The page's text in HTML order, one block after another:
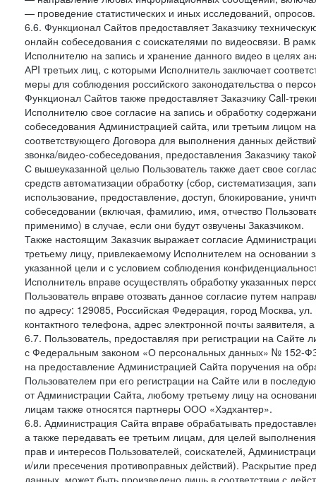
— проведение статистических и иных исследований, опросов.
6.6. Функционал Сайтов предоставляет Заказчику
онлайн собеседования с соискателями по видеосвязи. В
Исполнителю на запись и хранение данного видео в целях
АPI третьих лиц, с которыми Исполнитель заключает
меры для соблюдения российского законодательства о
Функционал Сайтов также предоставляет Заказчику Call-
Исполнителю свое согласие на запись и обработку
собеседования Администрацией сайта, или третьим лицом
соответствующего Договора для выполнения данных
звонка/видео-собеседования, предоставления Заказчику
С вышеуказанной целью Пользователь также дает свое
средств автоматизации обработку (сбор, систематизация,
использование, предоставление, доступ, блокирование,
собеседовании (включая, фамилию, имя, отчество
применимо) в случае, если они будут озвучены Заказчиком.
Также настоящим Заказчик выражает согласие
третьему лицу, привлекаемому Исполнителем на основании
указанной цели и с условием соблюдения
Исполнитель вправе осуществлять обработку указанных
Пользователь вправе отозвать данное согласие путем
по адресу: 129085, Российская Федерация, город Москва,
контактного телефона, адрес электронной почты
6.7. Пользователь, предоставляя при регистрации на
с Федеральным законом «О персональных данных» № 152-
на предоставление Администрацией Сайта поручения на
Пользователем при его регистрации на Сайте или в
от Администрации Сайта, любому третьему лицу на
лицам также относятся партнеры ООО «Хэдхантер».
6.8. Администрация Сайта вправе обрабатывать
а также передавать ее третьим лицам, для целей
прав и интересов Пользователей, соискателей,
и/или пресечения противоправных действий). Раскрытие
данных, может быть произведено лишь в соответствии с